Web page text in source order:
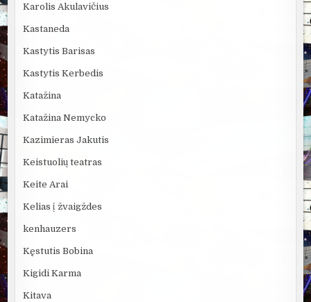
Karolis Akulavičius
Kastaneda
Kastytis Barisas
Kastytis Kerbedis
Katažina
Katažina Nemycko
Kazimieras Jakutis
Keistuolių teatras
Keite Arai
Kelias į žvaigždes
kenhauzers
Kęstutis Bobina
Kigidi Karma
Kitava